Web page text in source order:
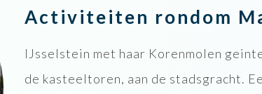
Activiteiten rondom
IJsselstein met haar Korenmolen
de kasteeltoren, aan de stadsgracht.